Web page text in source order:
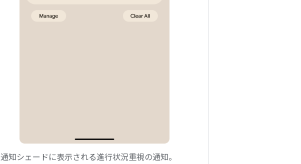
通知シェードに表示される進行状況重視の通知。